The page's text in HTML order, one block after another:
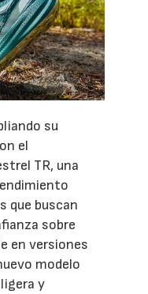
su
el
TR, una
que buscan
sobre
en versiones
modelo
y